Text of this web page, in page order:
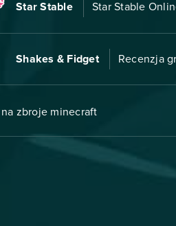
Star Stable Star Stable
Shakes & Fidget Recenzja
zbroje minecraft